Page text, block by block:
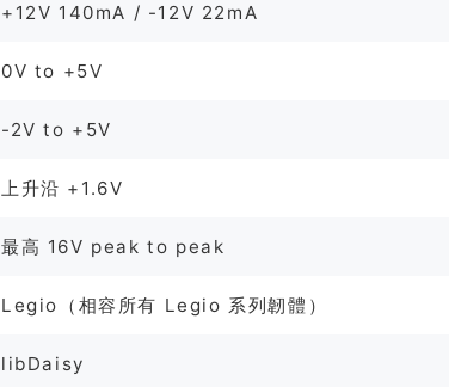
+12V 140mA / -12V 22mA
0V to +5V
-2V to +5V
上升沿 +1.6V
最高 16V peak to peak
Legio（相容所有 Legio 系列韌體）
libDaisy